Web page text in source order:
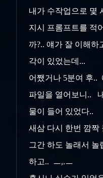
내가 수작업으로 몇
지시 프롬프트를 적
까?.. 얘가 잘 이해하
각이 있었는데...
어쨌거나 5분여 후..
파일을 열어보니..
물이 들어 있었다..
새삼 다시 한번 깜짝
그간 하도 놀래서 놀
하고.. ㅡ,.ㅡ